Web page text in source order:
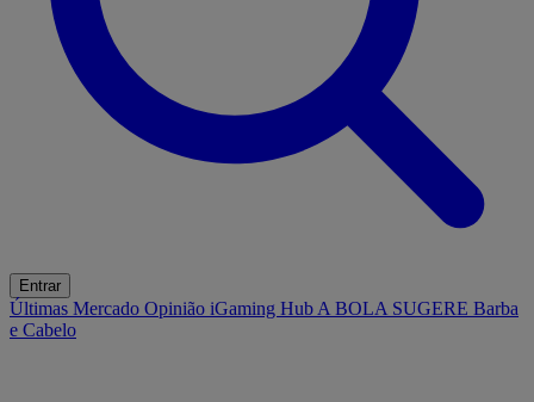
Entrar
Últimas Mercado Opinião iGaming Hub A BOLA SUGERE Barba
e Cabelo